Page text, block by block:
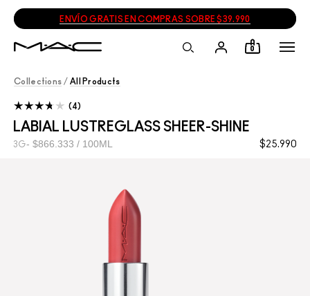
ENVÍO GRATIS EN COMPRAS SOBRE $39.990
0
Collections / All Products
LABIAL LUSTREGLASS SHEER-SHINE
$25.990
3G $866.333 / 100ML
4